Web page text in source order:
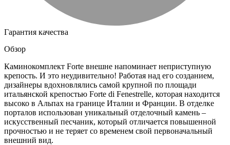
Гарантия качества
Обзор
Каминокомплект Forte внешне напоминает неприступную
крепость. И это неудивительно! Работая над его созданием,
дизайнеры вдохновлялись самой крупной по площади
итальянской крепостью Forte di Fenestrelle, которая находится
высоко в Альпах на границе Италии и Франции. В отделке
порталов использован уникальный отделочный камень –
искусственный песчаник, который отличается повышенной
прочностью и не теряет со временем свой первоначальный
внешний вид.